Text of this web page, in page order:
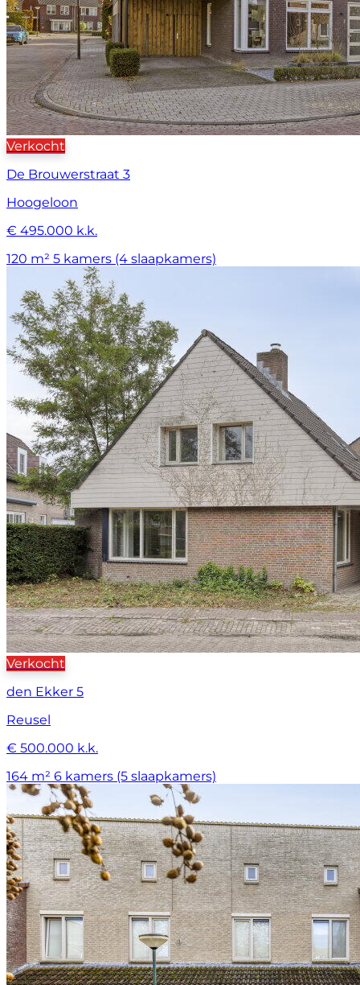
Verkocht
De Brouwerstraat 3
Hoogeloon
€ 495.000 k.k.
120 m² 5 kamers (4 slaapkamers)
Verkocht
den Ekker 5
Reusel
€ 500.000 k.k.
164 m² 6 kamers (5 slaapkamers)